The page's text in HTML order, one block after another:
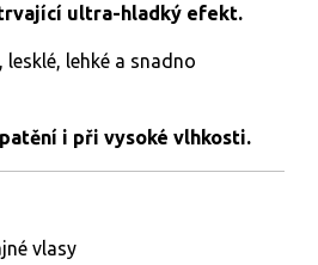
ultra-hladký efekt.
lesklé, lehké a snadno
i při vysoké vlhkosti.
vlasy